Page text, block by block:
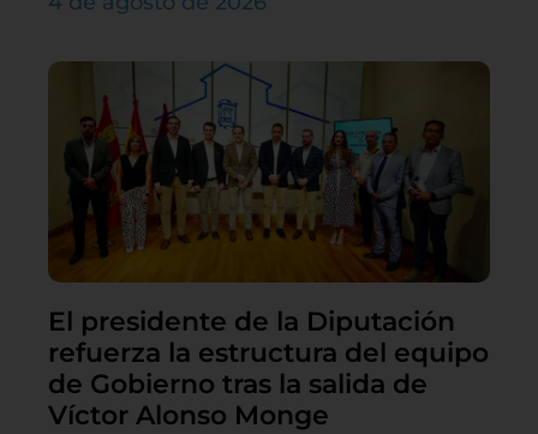
El presidente de la Diputación
refuerza la estructura del equipo
de Gobierno tras la salida de
Víctor Alonso Monge